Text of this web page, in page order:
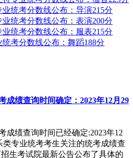
业统考分数线公布：导演215分
业统考分数线公布：表演200分
业统考分数线公布：服表215分
统考分数线公布：舞蹈188分
成绩查询时间确定：2023年12月29
成绩查询时间已经确定:2023年12
类专业统考考生关注的统考成绩查
生考试院最新公告公布了具体的